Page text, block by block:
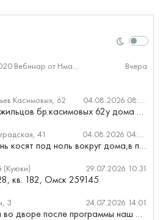
Гость 7370, 12.03.2020 Вебинар от Нмаркет.ПРО: «Актуальное об ипотеке: что нужно знать» Вчера
Касимовых, 62 04.08.2026 08:34
На сайте форум жильцов бр.касимовых 62у дома растут красивые...
41 04.08.2026 04:46
Почему всю зелень косят под ноль вокруг дома,в полисадниках....
(Куюки) 29.07.2026 10:31
кв. 182, Омск 259145
3 24.07.2026 14:01
что со стоянками во дворе после программы наш двор